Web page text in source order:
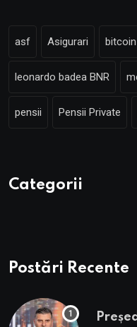
asf Asigurari bitcoin
leonardo badea BNR
pensii Pensii Private
Categorii
Postări Recente